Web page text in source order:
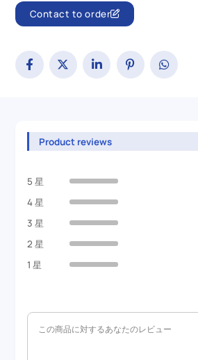
Contact to order
Product reviews
5 星
4 星
3 星
2 星
1 星